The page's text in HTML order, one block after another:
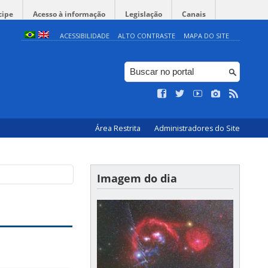
Acesso à informação Legislação Canais
ACESSIBILIDADE ALTO CONTRASTE MAPA DO SITE
Área Restrita Administradores do Site
Imagem do dia